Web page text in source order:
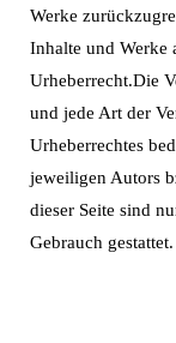
Werke
Inhalte und Werke
Urheberrecht.Die
und jede Art der
Urheberrechtes
jeweiligen Autors
dieser Seite sind
Gebrauch gestattet.